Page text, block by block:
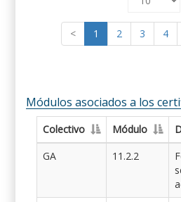
< 1 2 3 4
Módulos asociados a los
Colectivo Módulo
GA
11.2.2